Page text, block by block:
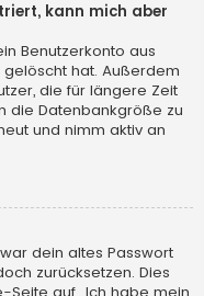
kann mich aber
Benutzerkonto aus
hat. Außerdem
die für längere Zeit
die Datenbankgröße zu
und nimm aktiv an
dein altes Passwort
zurücksetzen. Dies